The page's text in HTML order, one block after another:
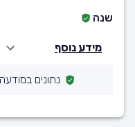
שנה
מידע נוסף
נתונים